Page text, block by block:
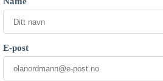
E-post